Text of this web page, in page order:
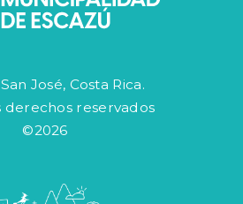
José, Costa Rica.
derechos reservados
©2026